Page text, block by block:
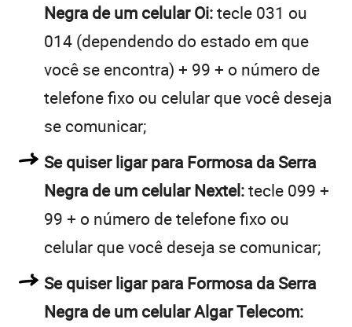
Negra de um celular Oi:tecle 031 ou
014 (dependendo do estado em que
você se encontra) + 99 + o número de
telefone fixo ou celular que você deseja
se comunicar;
Se quiser ligar para Formosa da Serra
Negra de um celular Nextel:tecle 099 +
99 + o número de telefone fixo ou
celular que você deseja se comunicar;
Se quiser ligar para Formosa da Serra
Negra de um celular Algar Telecom: